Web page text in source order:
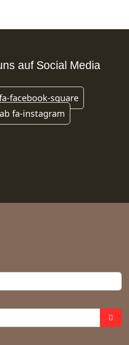
auf Social Media
facebook-square
fa-instagram